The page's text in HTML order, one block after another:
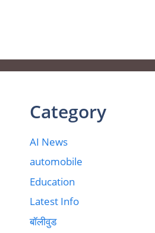
Category
AI News
automobile
Education
Latest Info
बॉलीवुड